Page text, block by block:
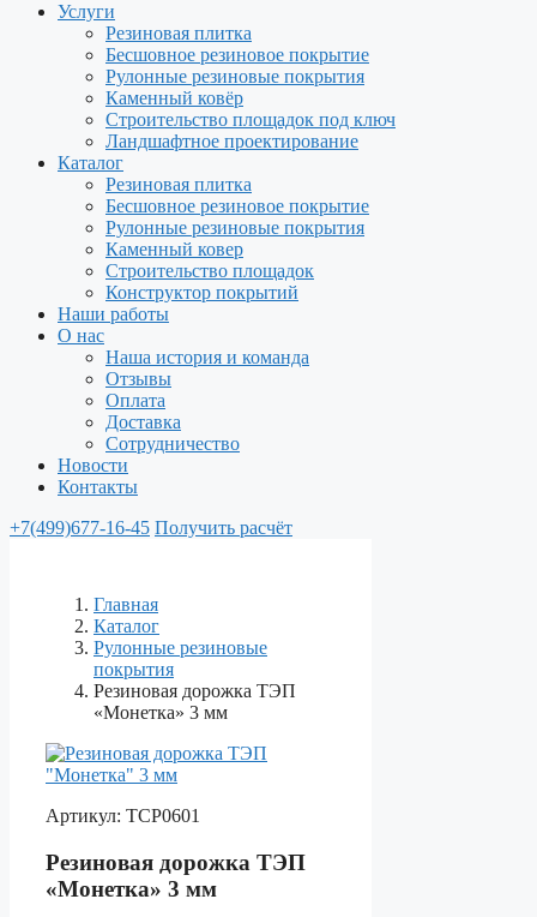
Услуги
Резиновая плитка
Бесшовное резиновое покрытие
Рулонные резиновые покрытия
Каменный ковёр
Строительство площадок под ключ
Ландшафтное проектирование
Каталог
Резиновая плитка
Бесшовное резиновое покрытие
Рулонные резиновые покрытия
Каменный ковер
Строительство площадок
Конструктор покрытий
Наши работы
О нас
Наша история и команда
Отзывы
Оплата
Доставка
Сотрудничество
Новости
Контакты
+7(499)677-16-45 Получить расчёт
Главная
Каталог
Рулонные резиновые
покрытия
Резиновая дорожка ТЭП
«Монетка» 3 мм
Артикул: ТСР0601
Резиновая дорожка ТЭП
«Монетка» 3 мм